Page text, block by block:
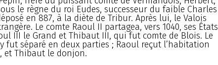
le règne du roi Eudes, successeur du faible Charles
en 887, à la diète de Tribur. Après lui, le Valois
Le comte Raoul II partagea, vers 1040, ses États
III le Grand et Thibaut III, qui fut comte de Blois. Le
fut séparé en deux parties ; Raoul reçut l’habitation
et Thibaut le donjon.